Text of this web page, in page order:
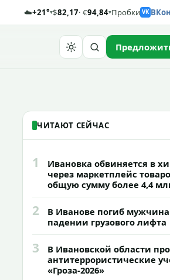
☁️+21°▾$82,17· €94,84▾Пробки VK
ЧИТАЮТ СЕЙЧАС
1
Ивановка обвиняется в
через маркетплейс
общую сумму более 4,4
2
В Иванове погиб
падении грузового лифта
3
В Ивановской области
антитеррористические
«Гроза-2026»